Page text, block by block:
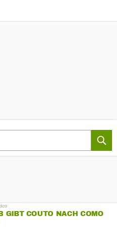
GIBT COUTO NACH COMO